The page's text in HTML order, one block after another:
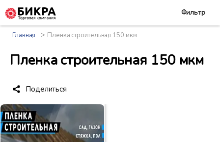
Главная > Пленка строительная 150 мкм
Пленка строительная 150 мкм
Поделиться
Фильтр